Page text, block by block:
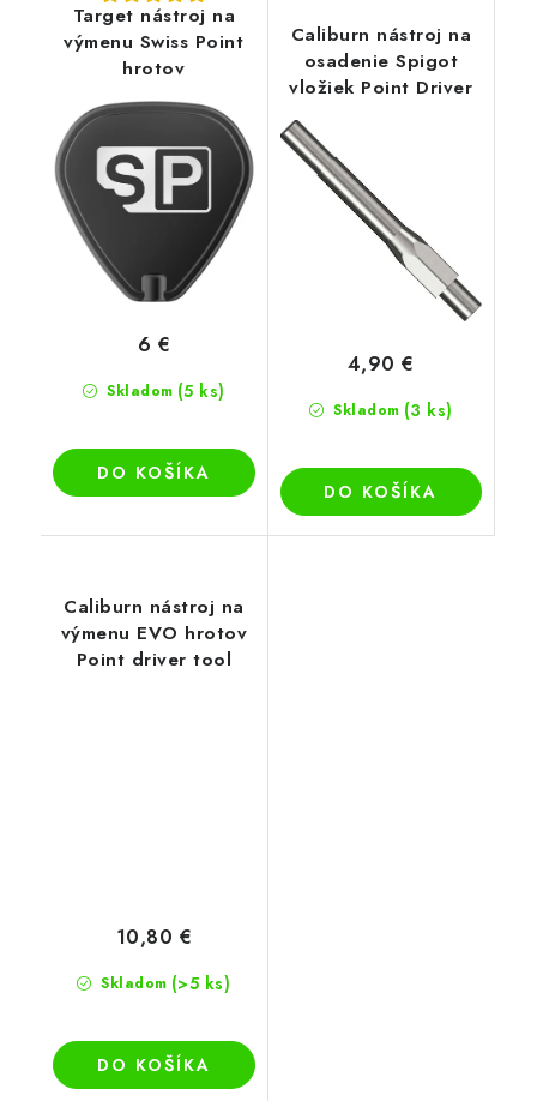
Target nástroj na
výmenu Swiss Point
hrotov
Skladom (5 ks)
6 €
DO KOŠÍKA
Caliburn nástroj na
osadenie Spigot
vložiek Point Driver
Skladom (3 ks)
4,90 €
DO KOŠÍKA
Caliburn nástroj na
výmenu EVO hrotov
Point driver tool
Skladom (>5 ks)
10,80 €
DO KOŠÍKA